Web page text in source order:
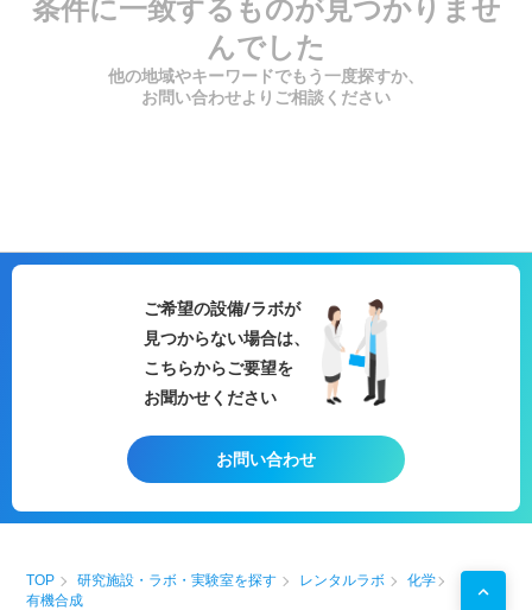
条件に一致するものが見つかりませ
んでした
他の地域やキーワードでもう一度探すか、
お問い合わせよりご相談ください
ご希望の設備/ラボが
見つからない場合は、
こちらからご要望を
お聞かせください
お問い合わせ
TOP 研究施設・ラボ・実験室を探す レンタルラボ
化学
有機合成